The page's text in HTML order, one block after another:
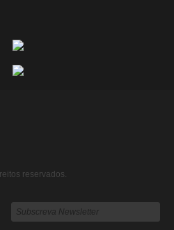
reservados.